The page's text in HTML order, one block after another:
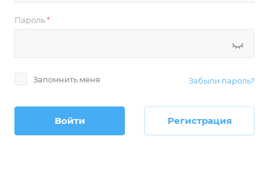
Пароль*
Запомнить меня Забыли пароль?
Войти Регистрация